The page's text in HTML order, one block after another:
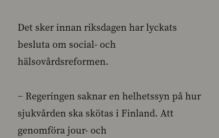
Det sker innan riksdagen har lyckats
besluta om social- och
hälsovårdsreformen.
− Regeringen saknar en helhetssyn på hur
sjukvården ska skötas i Finland. Att
genomföra jour- och